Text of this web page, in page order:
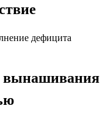
дефицита
вынашивания